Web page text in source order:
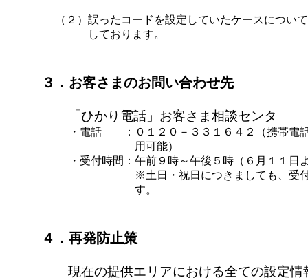
（２） 誤ったコードを設定していたケースについ
しております。
３．お客さまのお問い合わせ先
「ひかり電話」お客さま相談センタ
・電話 ： ０１２０－３３１６４２（携帯電
用可能）
・受付時間 ： 午前９時～午後５時（６月１１日
※土日・祝日につきましても、受
す。
４．再発防止策
現在の提供エリアにおける全ての設定情